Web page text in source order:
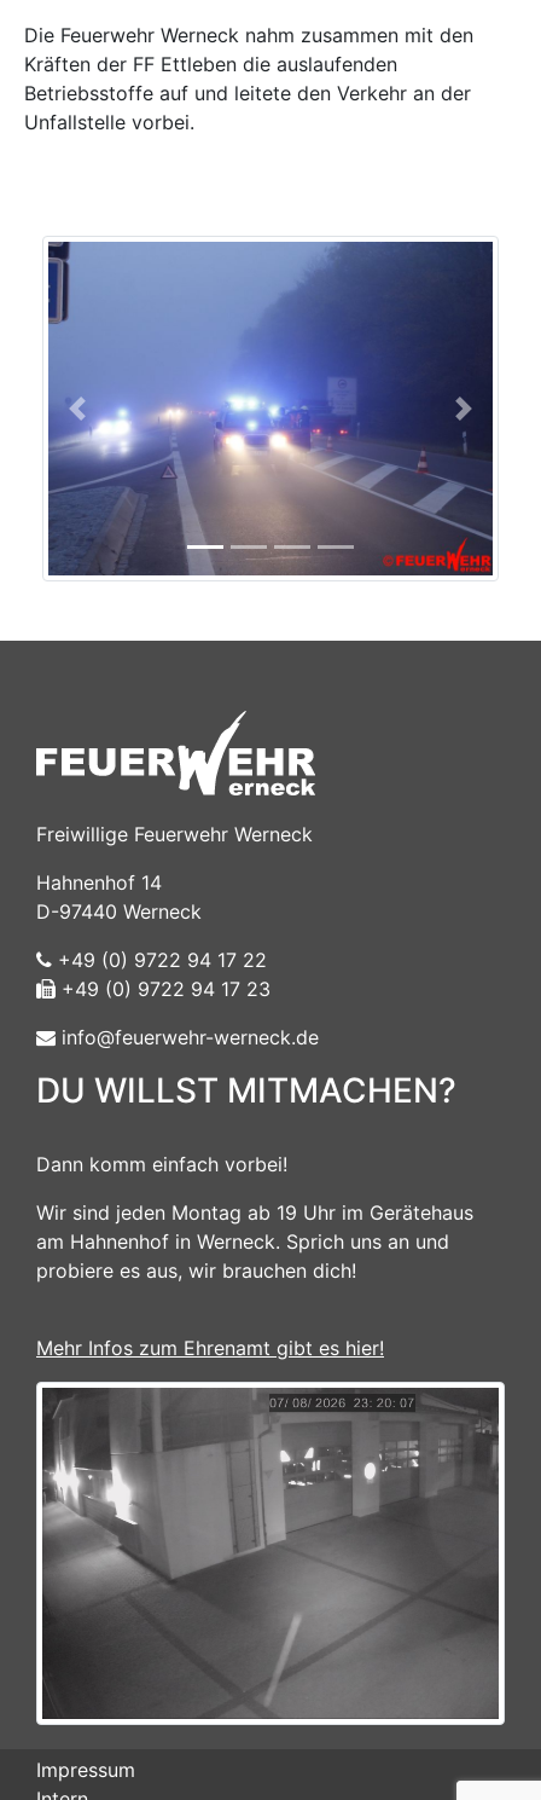
Die Feuerwehr Werneck nahm zusammen mit den
Kräften der FF Ettleben die auslaufenden
Betriebsstoffe auf und leitete den Verkehr an der
Unfallstelle vorbei.
Previous Next
Freiwillige Feuerwehr Werneck
Hahnenhof 14
D-97440 Werneck
+49 (0) 9722 94 17 22
+49 (0) 9722 94 17 23
info@feuerwehr-werneck.de
DU WILLST MITMACHEN?
Dann komm einfach vorbei!
Wir sind jeden Montag ab 19 Uhr im Gerätehaus
am Hahnenhof in Werneck. Sprich uns an und
probiere es aus, wir brauchen dich!
Mehr Infos zum Ehrenamt gibt es hier!
Impressum